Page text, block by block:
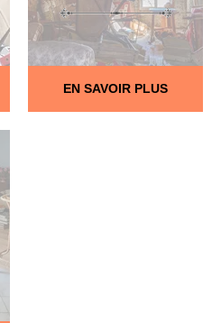
EN SAVOIR PLUS